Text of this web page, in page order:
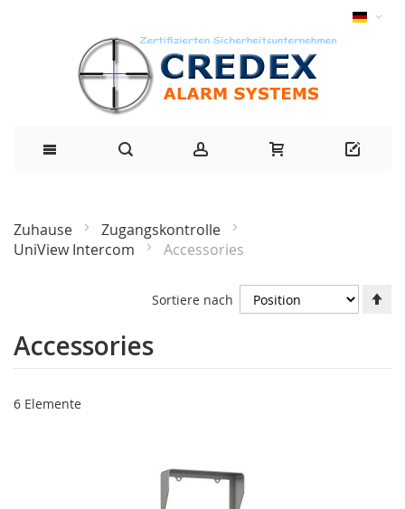
Zuhause
Zugangskontrolle
UniView Intercom
Accessories
Accessories
6 Elemente
Sortiere nach